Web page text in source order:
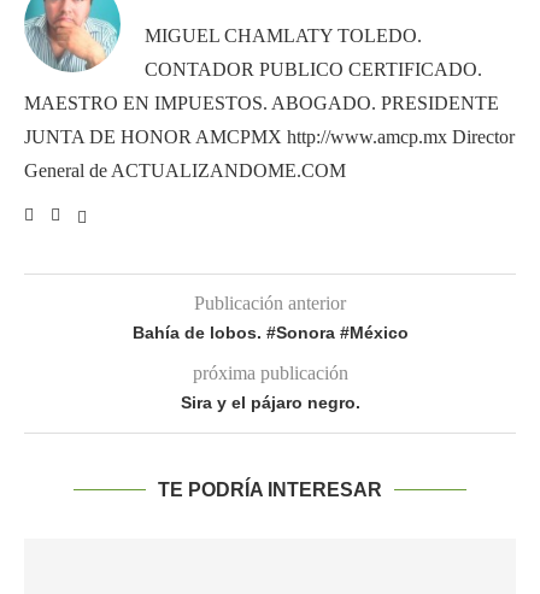
MIGUEL CHAMLATY TOLEDO.
CONTADOR PUBLICO CERTIFICADO.
MAESTRO EN IMPUESTOS. ABOGADO. PRESIDENTE
JUNTA DE HONOR AMCPMX http://www.amcp.mx Director
General de ACTUALIZANDOME.COM
Publicación anterior
Bahía de lobos. #Sonora #México
próxima publicación
Sira y el pájaro negro.
TE PODRÍA INTERESAR